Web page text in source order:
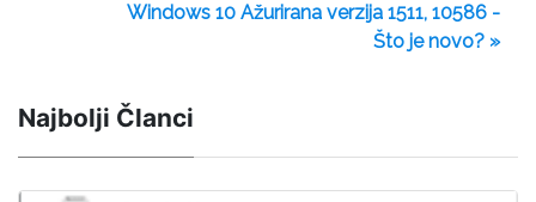
Windows 10 Ažurirana verzija 1511, 10586 -
Što je novo? »
Najbolji Članci